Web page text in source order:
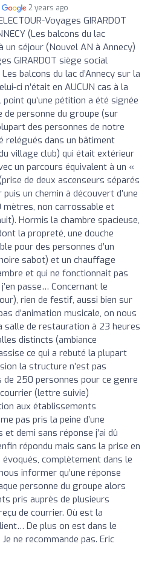
2 years ago
Voyages GIRARDOT
(Les balcons du lac
un séjour (Nouvel AN à Annecy)
GIRARDOT siège social
balcons du lac d’Annecy sur la
ci n’était en AUCUN cas à la
qu’une pétition a été signée
de personne du groupe (sur
des personnes de notre
relégués dans un bâtiment
village club) qui était extérieur
un parcours équivalent à un «
de deux ascenseurs séparés
un chemin à découvert d’une
non carrossable et
Hormis la chambre spacieuse,
la propreté, une douche
pour des personnes d’un
sabot) et un chauffage
et qui ne fonctionnait pas
passe… Concernant le
rien de festif, aussi bien sur
d’animation musicale, on nous
salle de restauration à 23 heures
distincts (ambiance
ce qui a rebuté la plupart
la structure n’est pas
de 250 personnes pour ce genre
(lettre suivie)
aux établissements
pas pris la peine d’une
demi sans réponse j’ai dû
répondu mais sans la prise en
complètement dans le
informer qu’une réponse
personne du groupe alors
pris auprès de plusieurs
de courrier. Où est la
De plus on est dans le
ne recommande pas. Eric